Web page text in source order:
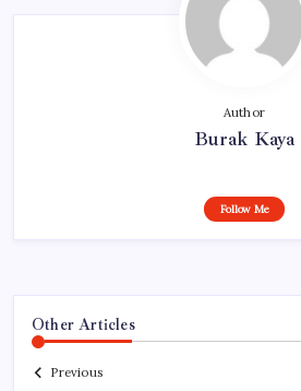
Author
Burak Kaya
Follow Me
Other Articles
Previous